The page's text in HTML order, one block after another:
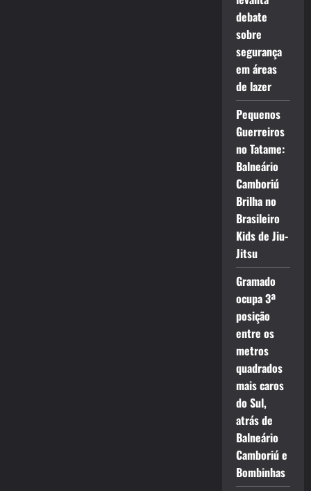
debate
sobre
segurança
em áreas
de lazer
Pequenos
Guerreiros
no Tatame:
Balneário
Camboriú
Brilha no
Brasileiro
Kids de Jiu-
Jitsu
Gramado
ocupa 3ª
posição
entre os
metros
quadrados
mais caros
do Sul,
atrás de
Balneário
Camboriú e
Bombinhas